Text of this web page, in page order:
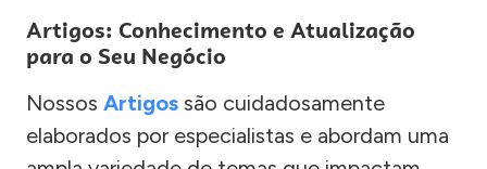
Artigos: Conhecimento e Atualização
para o Seu Negócio
Nossos Artigos são cuidadosamente
elaborados por especialistas e abordam uma